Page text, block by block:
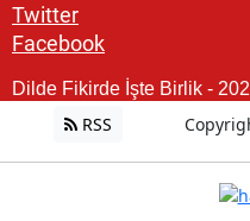
Twitter
Facebook
Dilde Fikirde İşte Birlik -
RSS